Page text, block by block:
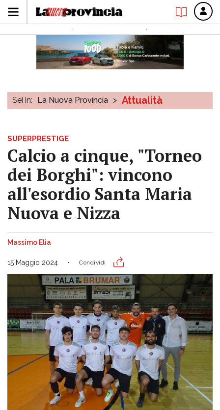
Sei in: La Nuova Provincia > Attualità
SUPERPRESTIGE
Calcio a cinque, "Torneo
dei Borghi": vincono
all'esordio Santa Maria
Nuova e Nizza
Massimo Elia
15 Maggio 2024 Condividi